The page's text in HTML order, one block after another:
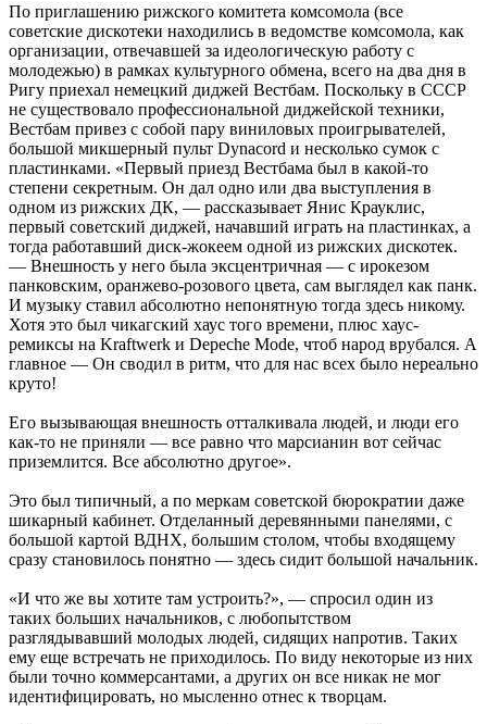
По приглашению рижского комитета комсомола (все
советские дискотеки находились в ведомстве комсомола, как
организации, отвечавшей за идеологическую работу с
молодежью) в рамках культурного обмена, всего на два дня в
Ригу приехал немецкий диджей Вестбам. Поскольку в СССР
не существовало профессиональной диджейской техники,
Вестбам привез с собой пару виниловых проигрывателей,
большой микшерный пульт Dynacord и несколько сумок с
пластинками. «Первый приезд Вестбама был в какой-то
степени секретным. Он дал одно или два выступления в
одном из рижских ДК, — рассказывает Янис Крауклис,
первый советский диджей, начавший играть на пластинках, а
тогда работавший диск-жокеем одной из рижских дискотек.
— Внешность у него была эксцентричная — с ирокезом
панковским, оранжево-розового цвета, сам выглядел как панк.
И музыку ставил абсолютно непонятную тогда здесь никому.
Хотя это был чикагский хаус того времени, плюс хаус-
ремиксы на Kraftwerk и Depeche Mode, чтоб народ врубался. А
главное — Он сводил в ритм, что для нас всех было нереально
круто!
Его вызывающая внешность отталкивала людей, и люди его
как-то не приняли — все равно что марсианин вот сейчас
приземлится. Все абсолютно другое».
Это был типичный, а по меркам советской бюрократии даже
шикарный кабинет. Отделанный деревянными панелями, с
большой картой ВДНХ, большим столом, чтобы входящему
сразу становилось понятно — здесь сидит большой начальник.
«И что же вы хотите там устроить?», — спросил один из
таких больших начальников, с любопытством
разглядывавший молодых людей, сидящих напротив. Таких
ему еще встречать не приходилось. По виду некоторые из них
были точно коммерсантами, а других он все никак не мог
идентифицировать, но мысленно отнес к творцам.